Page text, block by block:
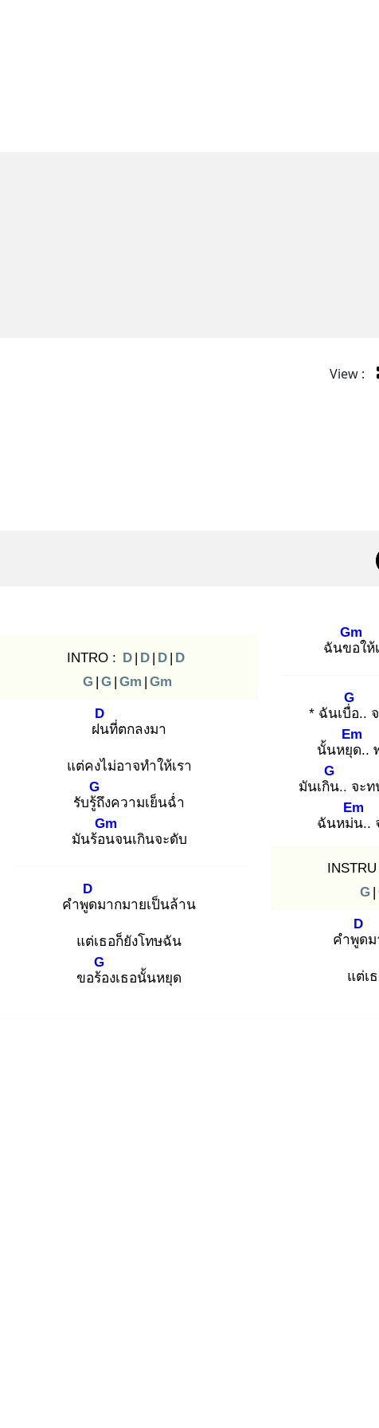
View :
INTRO : D | D | D | D
G | G | Gm | Gm
ฝน
D
ที่ตกลงมา
แต่คงไม่อาจทำให้เรา
รับรู้ถึ
G
งความเย็นฉ่ำ
มันร้อน
Gm
จนเกินจะดับ
คำพูด
D
มากมายเป็นล้าน
แต่เธอก็ยังโทษฉัน
ขอร้อ
G
งเธอนั้นหยุด
ฉันขอ
Gm
ใ
* ฉันเบื่อ
G
..
นั้นหยุด
Em
..
มันเกิน
G
.. จะท
ฉันหม่น
Em
..
G |
คำพูด
D
แต่เ